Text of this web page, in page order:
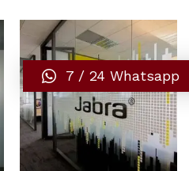
7 / 24 Whatsapp